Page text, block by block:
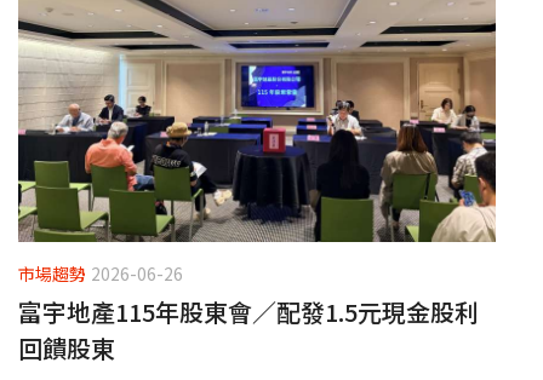
市場趨勢 2026-06-26
富宇地產115年股東會／配發1.5元現金股利
回饋股東